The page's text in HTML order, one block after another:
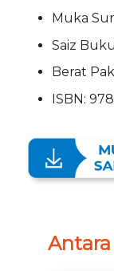
Muka
Saiz
Berat
ISBN: